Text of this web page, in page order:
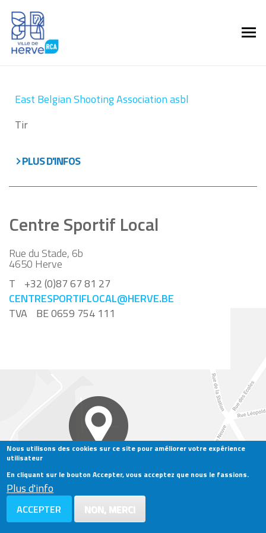
East Belgian Shooting Association asbl
Tir
PLUS D'INFOS
Centre Sportif Local
Rue du Stade, 6b
4650 Herve
T
+32 (0)87 67 81 27
CENTRESPORTIFLOCAL@HERVE.BE
TVA BE 0659 754 111
POLITIQUE DE CONFIDENTIALITÉ
Nous utilisons des cookies sur ce site pour améliorer votre expérience
utilisateur
En cliquant sur le bouton Accepter, vous acceptez que nous le fassions.
Plus d'info
ACCEPTER NON, MERCI